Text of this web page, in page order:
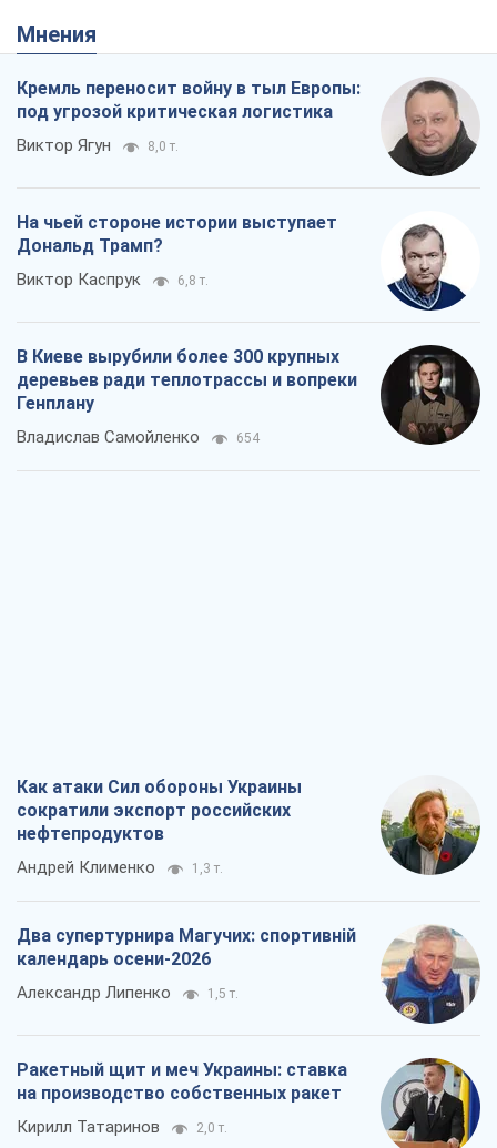
Мнения
Кремль переносит войну в тыл Европы:
под угрозой критическая логистика
Виктор Ягун 8,0 т.
На чьей стороне истории выступает
Дональд Трамп?
Виктор Каспрук 6,8 т.
В Киеве вырубили более 300 крупных
деревьев ради теплотрассы и вопреки
Генплану
Владислав Самойленко 654
Как атаки Сил обороны Украины
сократили экспорт российских
нефтепродуктов
Андрей Клименко 1,3 т.
Два супертурнира Магучих: спортивній
календарь осени-2026
Александр Липенко 1,5 т.
Ракетный щит и меч Украины: ставка
на производство собственных ракет
Кирилл Татаринов 2,0 т.